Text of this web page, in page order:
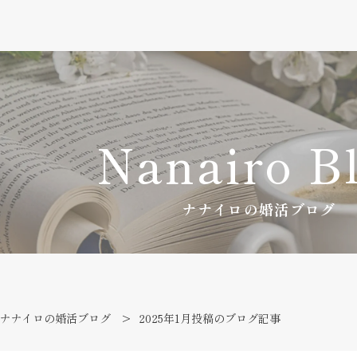
Nanairo
ナナイロの婚活ブログ
ナナイロの婚活ブログ 2025年1月投稿のブログ記事